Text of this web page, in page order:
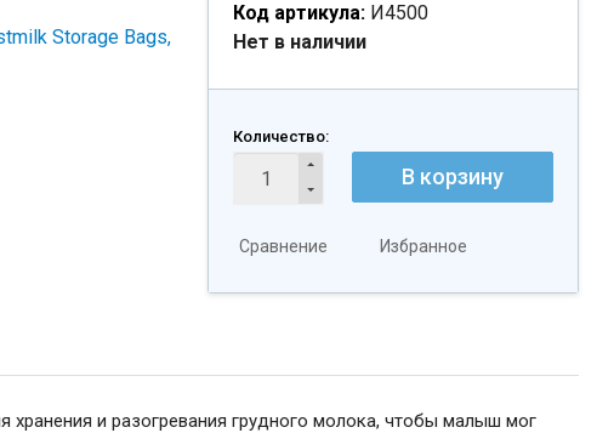
Код артикула: И4500
Нет в наличии
Количество:
В корзину
Сравнение Избранное
хранения и разогревания грудного молока, чтобы малыш мог